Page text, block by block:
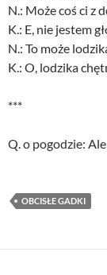
N.: Może coś ci z
K.: E, nie jestem
N.: To może
K.: O, lodzika
***
Q. o pogodzie:
OBCISŁE GADKI